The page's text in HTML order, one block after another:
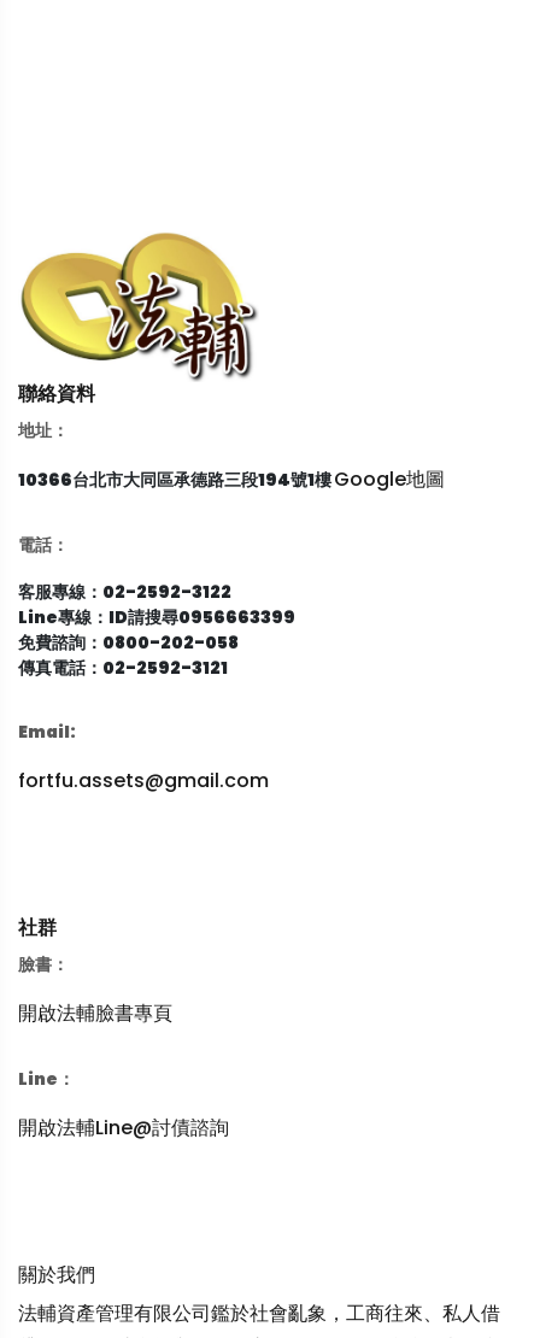
聯絡資料
地址：
10366台北市大同區承德路三段194號1樓Google地圖
電話：
客服專線：02-2592-3122
Line專線：ID請搜尋0956663399
免費諮詢：0800-202-058
傳真電話：02-2592-3121
Email:
fortfu.assets@gmail.com
社群
臉書：
開啟法輔臉書專頁
Line：
開啟法輔Line@討債諮詢
關於我們
法輔資產管理有限公司鑑於社會亂象，工商往來、私人借